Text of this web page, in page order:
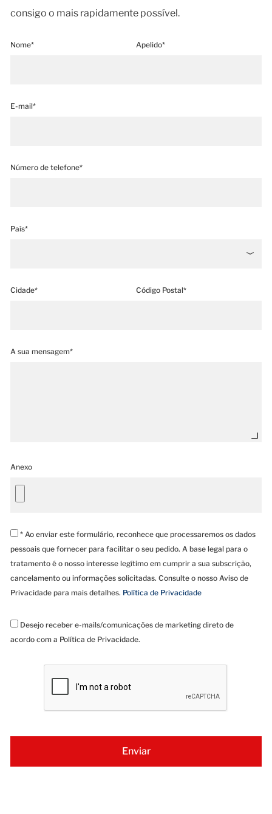
consigo o mais rapidamente possível.
Nome* Apelido*
E-mail*
Número de telefone*
País*
Cidade* Código Postal*
A sua mensagem*
Anexo
* Ao enviar este formulário, reconhece que processaremos os dados
pessoais que fornecer para facilitar o seu pedido. A base legal para o
tratamento é o nosso interesse legítimo em cumprir a sua subscrição,
cancelamento ou informações solicitadas. Consulte o nosso Aviso de
Privacidade para mais detalhes. Política de Privacidade
Desejo receber e-mails/comunicações de marketing direto de
acordo com a Política de Privacidade.